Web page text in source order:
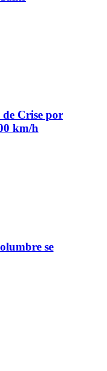
Crise por
km/h
se